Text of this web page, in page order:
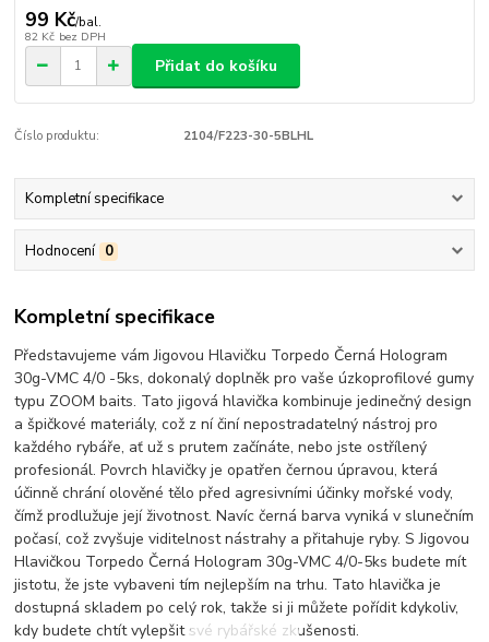
99 Kč/bal.
82 Kč bez DPH
Přidat do košíku
Číslo produktu: 2104/F223-30-5BLHL
Kompletní specifikace
Hodnocení 0
Kompletní specifikace
Představujeme vám Jigovou Hlavičku Torpedo Černá Hologram
30g-VMC 4/0 -5ks, dokonalý doplněk pro vaše úzkoprofilové gumy
typu ZOOM baits. Tato jigová hlavička kombinuje jedinečný design
a špičkové materiály, což z ní činí nepostradatelný nástroj pro
každého rybáře, ať už s prutem začínáte, nebo jste ostřílený
profesionál. Povrch hlavičky je opatřen černou úpravou, která
účinně chrání olověné tělo před agresivními účinky mořské vody,
čímž prodlužuje její životnost. Navíc černá barva vyniká v slunečním
počasí, což zvyšuje viditelnost nástrahy a přitahuje ryby. S Jigovou
Hlavičkou Torpedo Černá Hologram 30g-VMC 4/0-5ks budete mít
jistotu, že jste vybaveni tím nejlepším na trhu. Tato hlavička je
dostupná skladem po celý rok, takže si ji můžete pořídit kdykoliv,
kdy budete chtít vylepšit své rybářské zkušenosti.